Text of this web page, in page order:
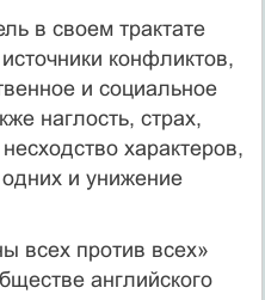
в своем трактате
конфликтов,
и социальное
наглость, страх,
характеров,
и унижение
всех против всех»
английского